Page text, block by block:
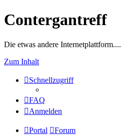
Contergantreff
Die etwas andere Internetplattform....
Zum Inhalt
Schnellzugriff
FAQ
Anmelden
Portal Forum